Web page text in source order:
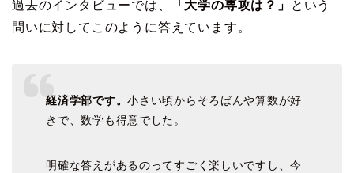
過去のインタビューでは、 「大学の専攻は？」
という
問いに対してこのように答えています。
経済学部です。小さい頃からそろばんや算数が好
きで、数学も得意でした。
明確な答えがあるのってすごく楽しいですし、今